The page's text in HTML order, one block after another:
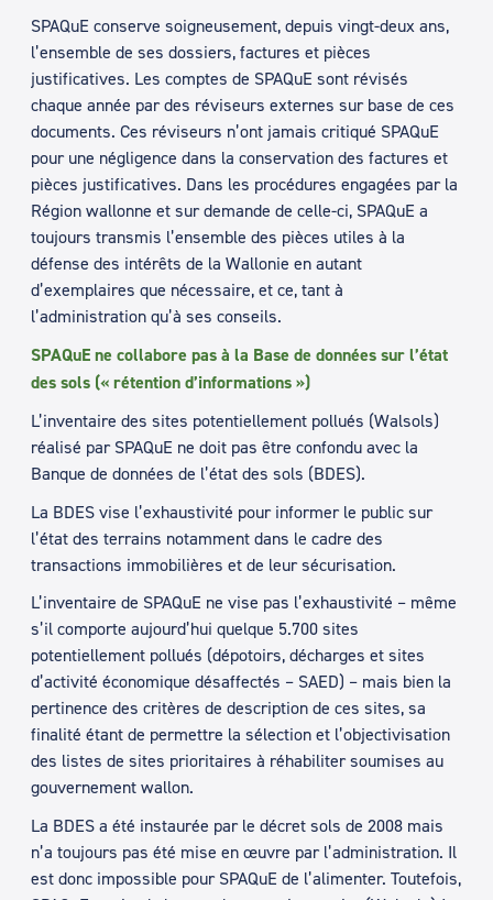
SPAQuE conserve soigneusement, depuis vingt-deux ans,
l’ensemble de ses dossiers, factures et pièces
justificatives. Les comptes de SPAQuE sont révisés
chaque année par des réviseurs externes sur base de ces
documents. Ces réviseurs n’ont jamais critiqué SPAQuE
pour une négligence dans la conservation des factures et
pièces justificatives. Dans les procédures engagées par la
Région wallonne et sur demande de celle-ci, SPAQuE a
toujours transmis l’ensemble des pièces utiles à la
défense des intérêts de la Wallonie en autant
d’exemplaires que nécessaire, et ce, tant à
l’administration qu’à ses conseils.
SPAQuE ne collabore pas à la Base de données sur l’état
des sols (« rétention d’informations »)
L’inventaire des sites potentiellement pollués (Walsols)
réalisé par SPAQuE ne doit pas être confondu avec la
Banque de données de l’état des sols (BDES).
La BDES vise l’exhaustivité pour informer le public sur
l’état des terrains notamment dans le cadre des
transactions immobilières et de leur sécurisation.
L’inventaire de SPAQuE ne vise pas l’exhaustivité – même
s’il comporte aujourd’hui quelque 5.700 sites
potentiellement pollués (dépotoirs, décharges et sites
d’activité économique désaffectés – SAED) – mais bien la
pertinence des critères de description de ces sites, sa
finalité étant de permettre la sélection et l’objectivisation
des listes de sites prioritaires à réhabiliter soumises au
gouvernement wallon.
La BDES a été instaurée par le décret sols de 2008 mais
n’a toujours pas été mise en œuvre par l’administration. Il
est donc impossible pour SPAQuE de l’alimenter. Toutefois,